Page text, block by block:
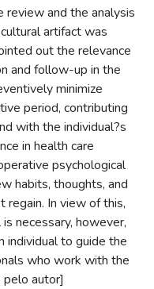
review and the analysis
artifact was
out the relevance
and follow-up in the
minimize
period, contributing
with the individual?s
in health care
psychological
habits, thoughts, and
In view of this,
necessary, however,
individual to guide the
who work with the
pelo autor]